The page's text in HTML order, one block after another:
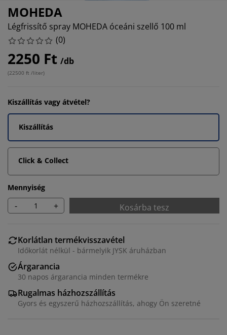
MOHEDA
Légfrissítő spray MOHEDA óceáni szellő 100 ml
(0)
2250 Ft /db
(22500 ft /liter)
Kiszállítás vagy átvétel?
Kiszállítás
Click & Collect
Mennyiség
- + Kosárba tesz
Korlátlan termékvisszavétel
Időkorlát nélkül - bármelyik JYSK áruházban
Árgarancia
30 napos árgarancia minden termékre
Rugalmas házhozszállítás
Gyors és egyszerű házhozszállítás, ahogy Ön szeretné